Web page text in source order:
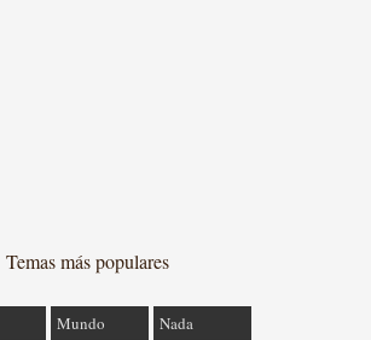
Temas más populares
Mundo
Nada